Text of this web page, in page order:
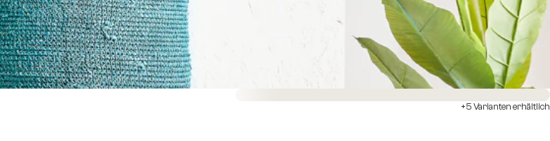
Sofort versandfertig
+5 Varianten erhältlich